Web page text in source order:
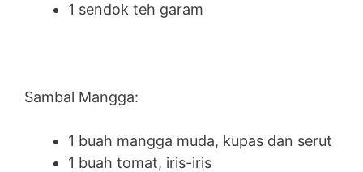
1 sendok teh garam
Sambal Mangga:
1 buah mangga muda, kupas dan serut
1 buah tomat, iris-iris